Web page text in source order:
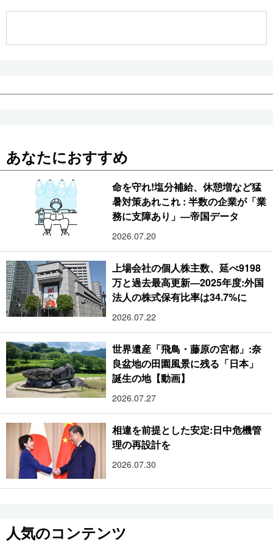
あなたにおすすめ
命を守れ!塩分補給、休憩増など猛
暑対策あれこれ : 半数の企業が「業
務に支障あり」―帝国データ
2026.07.20
上場会社の個人株主数、延べ9198
万と過去最高更新―2025年度:外国
法人の株式保有比率は34.7%に
2026.07.22
世界遺産「飛鳥・藤原の宮都」:奈
良盆地の田園風景に残る「日本」
誕生の地【動画】
2026.07.27
相違を前提とした安定:日中危機管
理の再設計を
2026.07.30
人気のコンテンツ